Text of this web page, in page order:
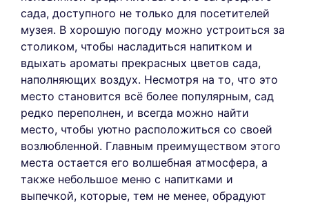
сада, доступного не только для посетителей
музея. В хорошую погоду можно устроиться за
столиком, чтобы насладиться напитком и
вдыхать ароматы прекрасных цветов сада,
наполняющих воздух. Несмотря на то, что это
место становится всё более популярным, сад
редко переполнен, и всегда можно найти
место, чтобы уютно расположиться со своей
возлюбленной. Главным преимуществом этого
места остается его волшебная атмосфера, а
также небольшое меню с напитками и
выпечкой, которые, тем не менее, обрадуют